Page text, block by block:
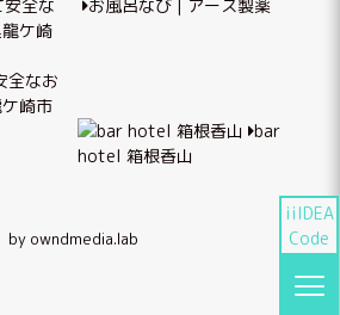
iiIDEA
Code
全なお
崎市
お風呂なび | アース製薬
bar
hotel 箱根香山
by owndmedia.lab